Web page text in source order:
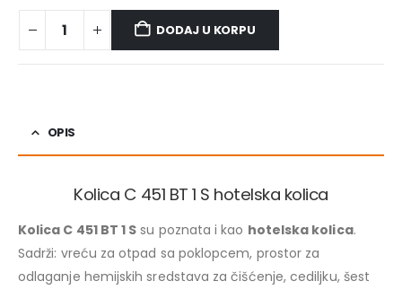
DODAJ U KORPU
OPIS
Kolica C 451 BT 1 S hotelska kolica
Kolica C 451 BT 1 S su poznata i kao hotelska kolica.
Sadrži: vreću za otpad sa poklopcem, prostor za
odlaganje hemijskih sredstava za čišćenje, cediljku, šest